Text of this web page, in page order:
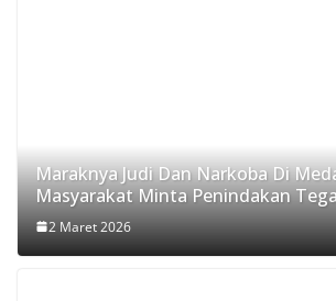
Maraknya Judi Dan Narkoba Di
Masyarakat Minta Penindakan
2 Maret 2026